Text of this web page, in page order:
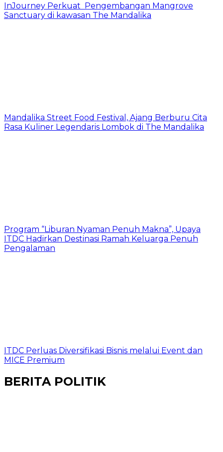
InJourney Perkuat Pengembangan Mangrove
Sanctuary di kawasan The Mandalika
Mandalika Street Food Festival, Ajang Berburu Cita
Rasa Kuliner Legendaris Lombok di The Mandalika
Program “Liburan Nyaman Penuh Makna”, Upaya
ITDC Hadirkan Destinasi Ramah Keluarga Penuh
Pengalaman
ITDC Perluas Diversifikasi Bisnis melalui Event dan
MICE Premium
BERITA POLITIK